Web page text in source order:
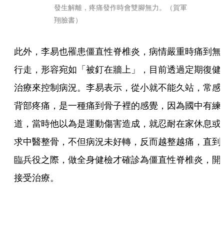
發生解離，疼痛發作時會雙腳無力。（賀軍
翔臉書）
此外，李易也罹患僵直性脊椎炎，病情嚴重時痛到無
行走，形容宛如「被釘在牆上」，目前透過定期復健
治療來控制病況。李易表示，從小就不能久站，常感
背部疼痛，是一種痛到骨子裡的感覺，因為國中有練
道，當時他以為是運動傷害造成，就忍耐在家休息或
求中醫整骨，不但病況未好轉，反而越整越痛，直到
臨兵役之際，做全身健檢才確診為僵直性脊椎炎，開
接受治療。